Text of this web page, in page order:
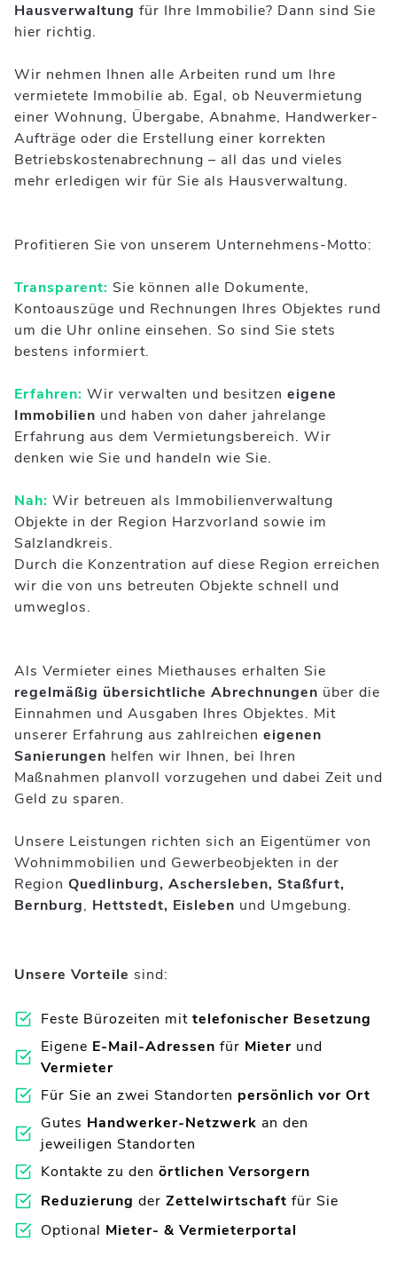
Hausverwaltung für Ihre Immobilie? Dann sind Sie
hier richtig.
Wir nehmen Ihnen alle Arbeiten rund um Ihre
vermietete Immobilie ab. Egal, ob Neuvermietung
einer Wohnung, Übergabe, Abnahme, Handwerker-
Aufträge oder die Erstellung einer korrekten
Betriebskostenabrechnung – all das und vieles
mehr erledigen wir für Sie als Hausverwaltung.
Profitieren Sie von unserem Unternehmens-Motto:
Transparent: Sie können alle Dokumente,
Kontoauszüge und Rechnungen Ihres Objektes rund
um die Uhr online einsehen. So sind Sie stets
bestens informiert.
Erfahren: Wir verwalten und besitzen eigene
Immobilien und haben von daher jahrelange
Erfahrung aus dem Vermietungsbereich. Wir
denken wie Sie und handeln wie Sie.
Nah: Wir betreuen als Immobilienverwaltung
Objekte in der Region Harzvorland sowie im
Salzlandkreis.
Durch die Konzentration auf diese Region erreichen
wir die von uns betreuten Objekte schnell und
umweglos.
Als Vermieter eines Miethauses erhalten Sie
regelmäßig übersichtliche Abrechnungen über die
Einnahmen und Ausgaben Ihres Objektes. Mit
unserer Erfahrung aus zahlreichen eigenen
Sanierungen helfen wir Ihnen, bei Ihren
Maßnahmen planvoll vorzugehen und dabei Zeit und
Geld zu sparen.
Unsere Leistungen richten sich an Eigentümer von
Wohnimmobilien und Gewerbeobjekten in der
Region Quedlinburg, Aschersleben, Staßfurt,
Bernburg, Hettstedt, Eisleben und Umgebung.
Unsere Vorteile sind:
Feste Bürozeiten mit telefonischer Besetzung
Eigene E-Mail-Adressen für Mieter und
Vermieter
Für Sie an zwei Standorten persönlich vor Ort
Gutes Handwerker-Netzwerk an den
jeweiligen Standorten
Kontakte zu den örtlichen Versorgern
Reduzierung der Zettelwirtschaft für Sie
Optional Mieter- & Vermieterportal